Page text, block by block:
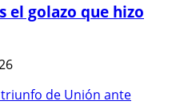
el golazo que hizo